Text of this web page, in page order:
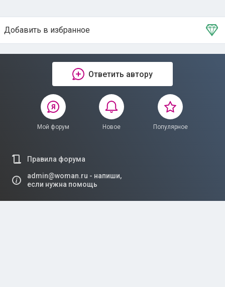
Добавить в избранное
Тема в избранном
Ответить автору
Мой форум Новое Популярное
Правила форума
admin@woman.ru - напиши,
если нужна помощь